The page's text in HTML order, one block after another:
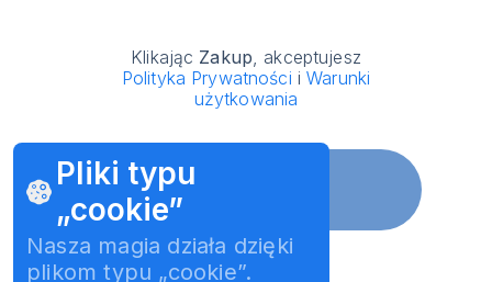
Klikając Zakup, akceptujesz
Polityka Prywatności iWarunki
użytkowania
Pliki typu
„cookie”
Nasza magia działa dzięki
plikom typu „cookie”.